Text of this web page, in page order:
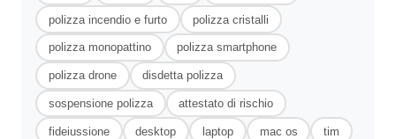
polizza incendio e furto polizza cristalli
polizza monopattino polizza smartphone
polizza drone disdetta polizza
sospensione polizza attestato di rischio
fideiussione desktop laptop mac os tim